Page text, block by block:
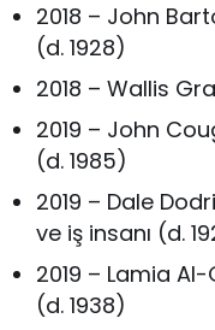
2018 – John
(d. 1928)
2018 – Wallis
2019 – John
(d. 1985)
2019 – Dale
ve iş insanı (d.
2019 – Lamia
(d. 1938)